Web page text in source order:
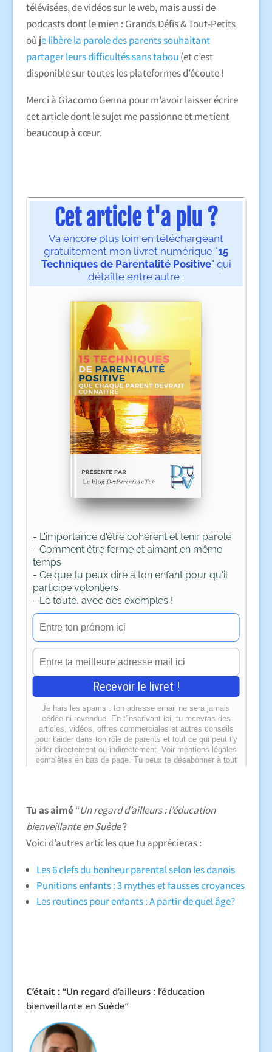
télévisées, de vidéos sur le web, mais aussi de
podcasts dont le mien : Grands Défis & Tout-Petits
où je libère la parole des parents souhaitant
partager leurs difficultés sans tabou (et c’est
disponible sur toutes les plateformes d’écoute !
Merci à Giacomo Genna pour m’avoir laisser écrire
cet article dont le sujet me passionne et me tient
beaucoup à cœur.
Tu as aimé “Un regard d’ailleurs : l’éducation
bienveillante en Suède?
Voici d’autres articles que tu apprécieras :
Les 6 clefs du bonheur parental selon les danois
Punitions enfants : 3 mythes et fausses croyances
Les routines pour enfants : A partir de quel âge?
C’était :“Un regard d’ailleurs : l’éducation
bienveillante en Suède”